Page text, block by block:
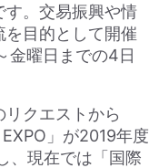
す。交易振興や情
目的として開催
金曜日までの4日
リクエストから
」 が2019年度
、現在では 「国際